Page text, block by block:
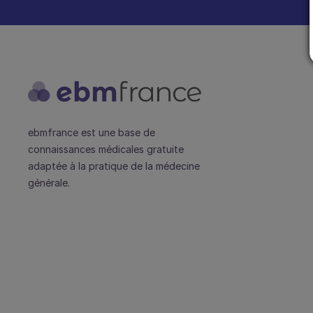
ebmfrance est une base de
connaissances médicales gratuite
adaptée à la pratique de la médecine
générale.